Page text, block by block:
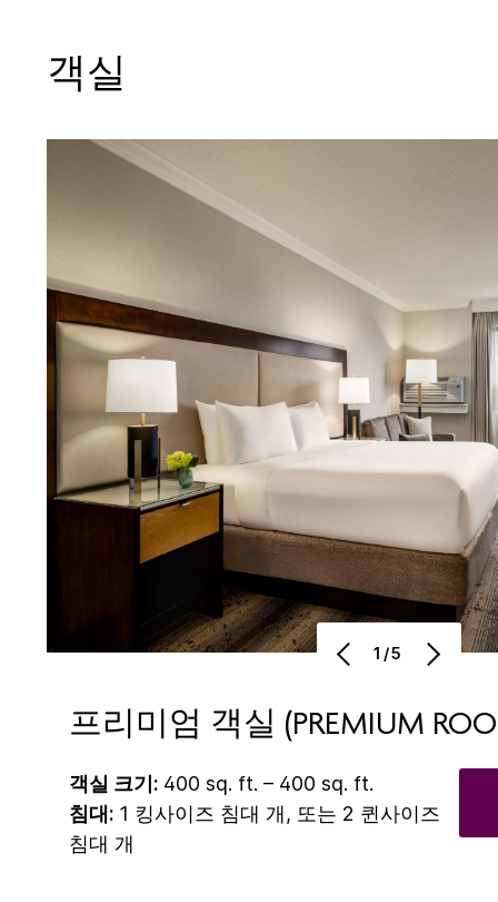
객실
1/5
프리미엄 객실 (PREMIUM
객실 크기: 400 sq. ft. – 400 sq. ft.
침대: 1 킹사이즈 침대 개, 또는 2 퀸사이즈
침대 개